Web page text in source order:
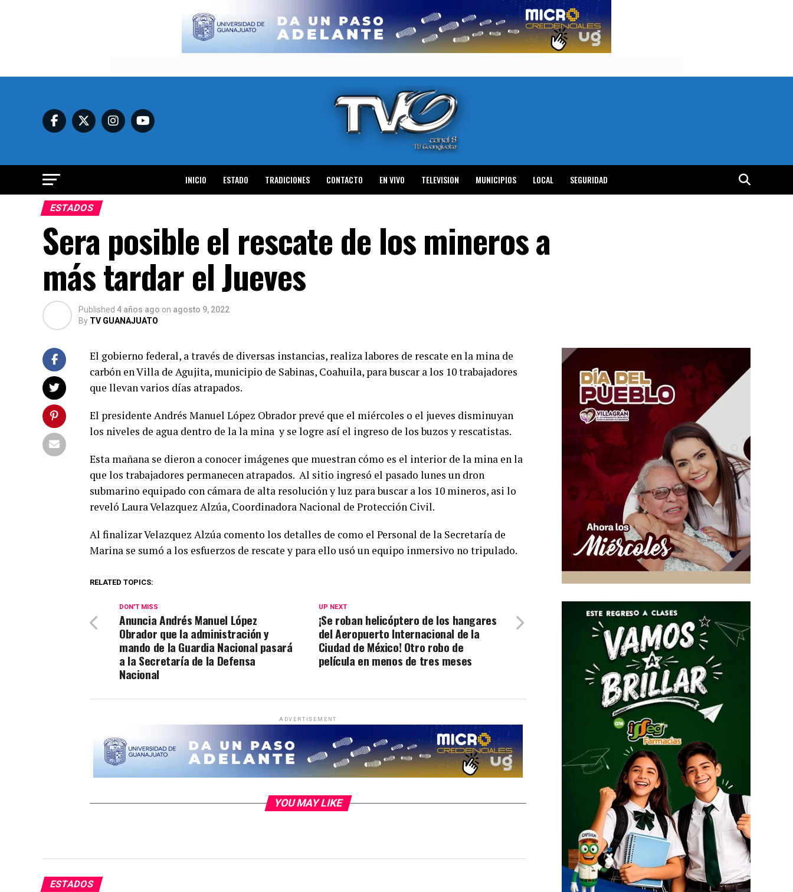
INICIO ESTADO TRADICIONES CONTACTO EN VIVO TELEVISION MUNICIPIOS LOCAL SEGURIDAD
ESTADOS
Sera posible el rescate de los mineros a
más tardar el Jueves
Published 4 años ago on agosto 9, 2022
By TV GUANAJUATO
El gobierno federal, a través de diversas instancias, realiza labores de rescate en la mina de
carbón en Villa de Agujita, municipio de Sabinas, Coahuila, para buscar a los 10 trabajadores
que llevan varios días atrapados.
El presidente Andrés Manuel López Obrador prevé que el miércoles o el jueves disminuyan
los niveles de agua dentro de la la mina y se logre así el ingreso de los buzos y rescatistas.
Esta mañana se dieron a conocer imágenes que muestran cómo es el interior de la mina en la
que los trabajadores permanecen atrapados. Al sitio ingresó el pasado lunes un dron
submarino equipado con cámara de alta resolución y luz para buscar a los 10 mineros, asi lo
reveló Laura Velazquez Alzúa, Coordinadora Nacional de Protección Civil.
Al finalizar Velazquez Alzúa comento los detalles de como el Personal de la Secretaría de
Marina se sumó a los esfuerzos de rescate y para ello usó un equipo inmersivo no tripulado.
RELATED TOPICS:
UP NEXT
¡Se roban helicóptero de los hangares
del Aeropuerto Internacional de la
Ciudad de México! Otro robo de
película en menos de tres meses
DON'T MISS
Anuncia Andrés Manuel López
Obrador que la administración y
mando de la Guardia Nacional pasará
a la Secretaría de la Defensa
Nacional
ADVERTISEMENT
YOU MAY LIKE
ESTADOS